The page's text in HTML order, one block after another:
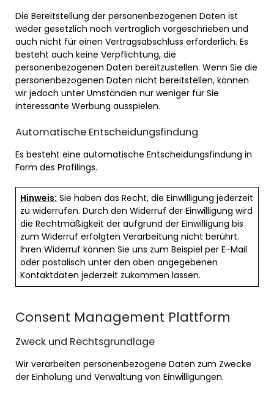
Die Bereitstellung der personenbezogenen Daten ist
weder gesetzlich noch vertraglich vorgeschrieben und
auch nicht für einen Vertragsabschluss erforderlich. Es
besteht auch keine Verpflichtung, die
personenbezogenen Daten bereitzustellen. Wenn Sie die
personenbezogenen Daten nicht bereitstellen, können
wir jedoch unter Umständen nur weniger für Sie
interessante Werbung ausspielen.
Automatische Entscheidungsfindung
Es besteht eine automatische Entscheidungsfindung in
Form des Profilings.
Hinweis: Sie haben das Recht, die Einwilligung jederzeit
zu widerrufen. Durch den Widerruf der Einwilligung wird
die Rechtmäßigkeit der aufgrund der Einwilligung bis
zum Widerruf erfolgten Verarbeitung nicht berührt.
Ihren Widerruf können Sie uns zum Beispiel per E-Mail
oder postalisch unter den oben angegebenen
Kontaktdaten jederzeit zukommen lassen.
Consent Management Plattform
Zweck und Rechtsgrundlage
Wir verarbeiten personenbezogene Daten zum Zwecke
der Einholung und Verwaltung von Einwilligungen.